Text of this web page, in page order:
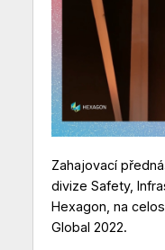
Zahajovací
divize Safety,
Hexagon, na
Global 2022.